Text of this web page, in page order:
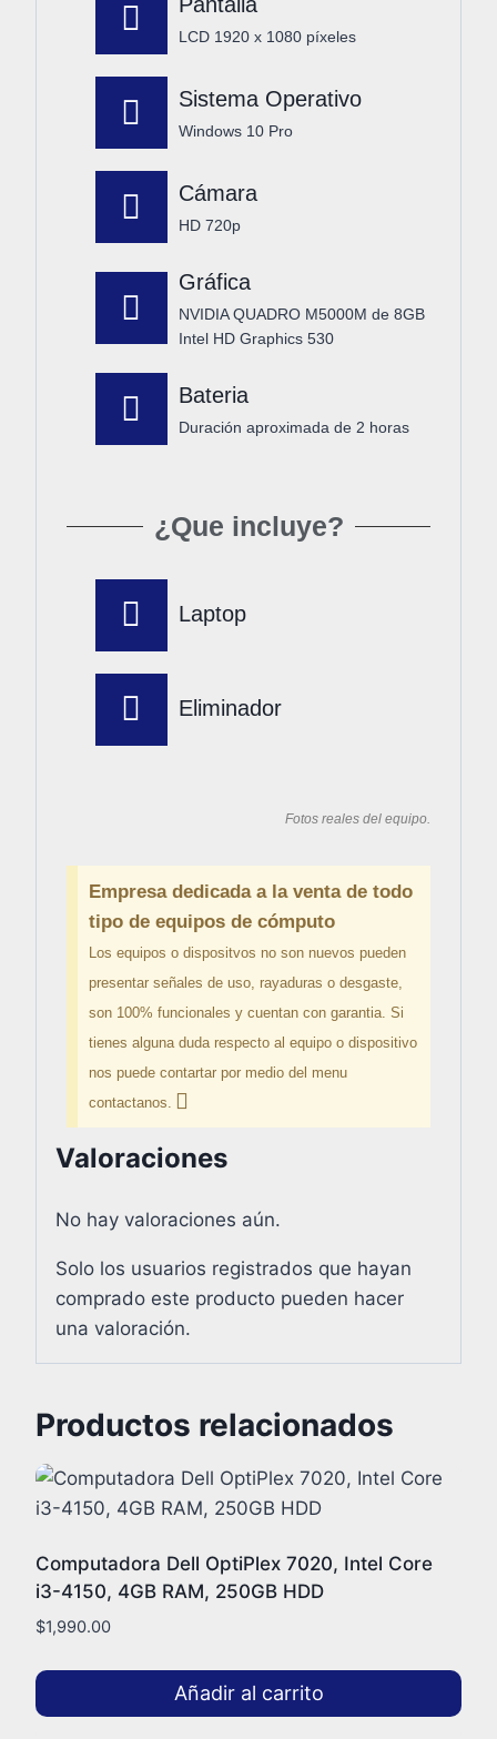
LCD 1920 x 1080 píxeles
Sistema Operativo
Windows 10 Pro
Cámara
HD 720p
Gráfica
NVIDIA QUADRO M5000M de 8GB
Intel HD Graphics 530
Bateria
Duración aproximada de 2 horas
¿Que incluye?
Laptop
Eliminador
Fotos reales del equipo.
Empresa dedicada a la venta de todo
tipo de equipos de cómputo
Los equipos o dispositvos no son nuevos pueden
presentar señales de uso, rayaduras o desgaste,
son 100% funcionales y cuentan con garantia. Si
tienes alguna duda respecto al equipo o dispositivo
nos puede contartar por medio del menu
contactanos.
Valoraciones
No hay valoraciones aún.
Solo los usuarios registrados que hayan
comprado este producto pueden hacer
una valoración.
Productos relacionados
Computadora Dell OptiPlex 7020, Intel Core
i3-4150, 4GB RAM, 250GB HDD
$1,990.00
Añadir al carrito